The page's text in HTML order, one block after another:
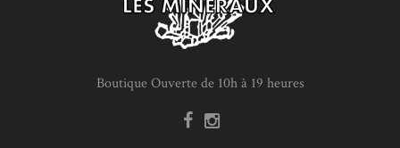
Boutique Ouverte de 10h à 19 heures